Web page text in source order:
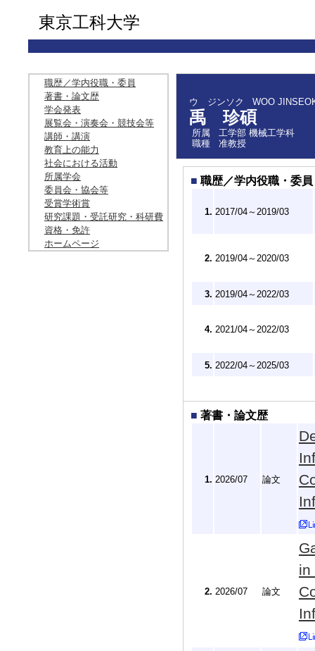
東京工科大学
職歴／学内役職・委員
著書・論文歴
学会発表
展覧会・演奏会・競技会等
講師・講演
教育上の能力
社会における活動
所属学会
委員会・協会等
受賞学術賞
研究課題・受託研究・科研費
資格・免許
ホームページ
ウ ジンソク WOO
禹 珍碩
所属
工学部 機械工学科
職種
准教授
■ 職歴／学内役職・委員
1. 2017/04～2019/03
2. 2019/04～2020/03
3. 2019/04～2022/03
4. 2021/04～2022/03
5. 2022/04～2025/03
■ 著書・論文歴
1. 2026/07 論文
2. 2026/07 論文
in